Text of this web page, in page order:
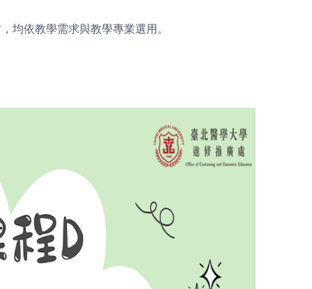
均依教學需求與教學專業選用。